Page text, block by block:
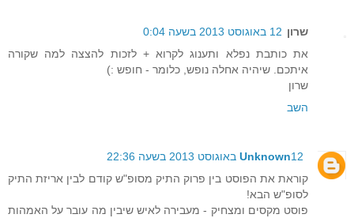
שרון 12 באוגוסט 2013 בשעה 0:04
את כותבת נפלא ותענוג לקרוא + לזכות להצצה למה שקורה
איתכם. שיהיה אחלה נופש, כלומר - חופש :)
שרון
השב
Unknown12 באוגוסט 2013 בשעה 22:36
קוראת את הפוסט בין פרוק התיק מסופ"ש קודם לבין אריזת התיק
לסופ"ש הבא!
פוסט מקסים ומצחיק - מעבירה לאיש שיבין מה עובר על האמהות